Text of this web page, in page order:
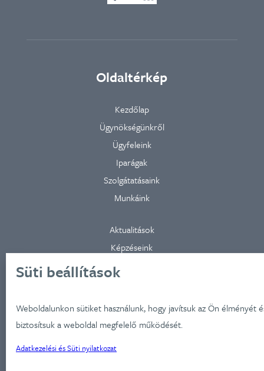
Süti beállítások
Weboldalunkon sütiket használunk, hogy javítsuk az Ön élményét
biztosítsuk a weboldal megfelelő működését.
Adatkezelési és Süti nyilatkozat
Oldaltérkép
Kapcsolat
Kezdőlap
Ügynökségünkről
Ügyfeleink
Iparágak
Szolgátatásaink
Munkáink
Aktualitások
Képzéseink
Kapcsolat
Montevideo u 9.
1037 Budapest